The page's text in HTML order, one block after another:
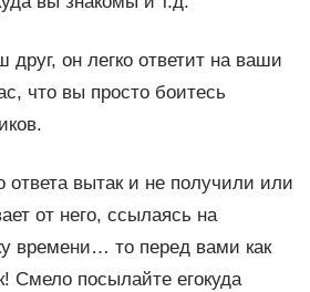
он легко ответит на ваши
что вы просто боитесь
ответа вытак и не получили или
от него, ссылаясь на
времени… то перед вами как
Смело посылайте егокуда